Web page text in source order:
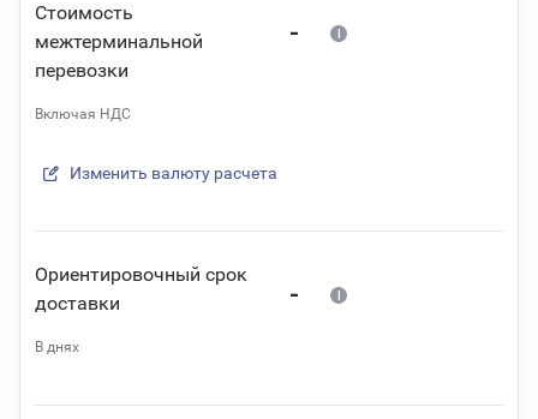
Стоимость
межтерминальной
перевозки
Включая НДС
-
Изменить валюту расчета
Ориентировочный срок
доставки
В днях
-